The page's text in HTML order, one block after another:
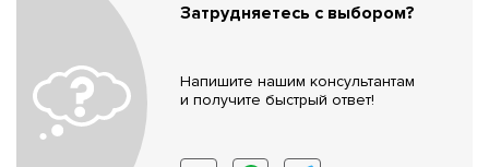
Затрудняетесь с выбором?
Напишите нашим консультантам
и получите быстрый ответ!